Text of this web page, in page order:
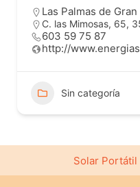
Las Palmas de
C. las Mimosas, 65,
603 59 75 87
http://
Sin categoría
Solar Portátil